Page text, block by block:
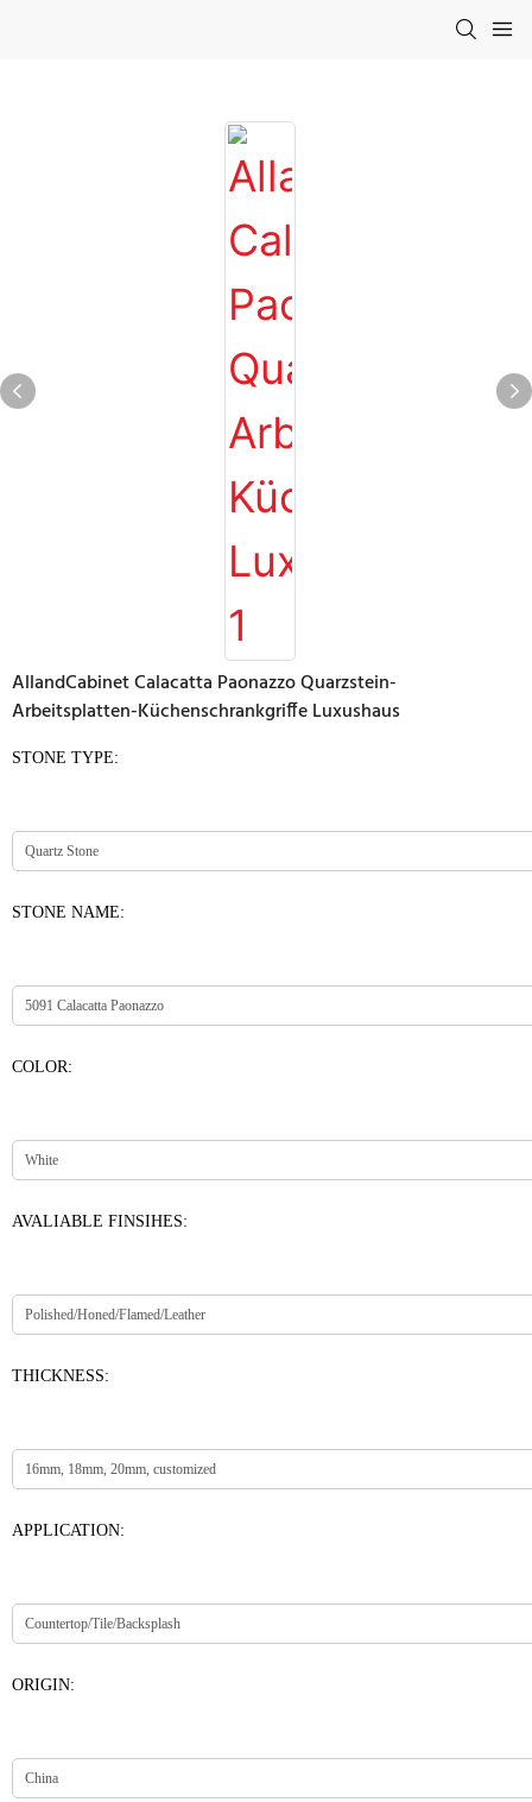
AllandCabinet Calacatta Paonazzo Quarzstein-
Arbeitsplatten-Küchenschrankgriffe Luxushaus
STONE TYPE:
STONE NAME:
COLOR:
AVALIABLE FINSIHES:
THICKNESS:
APPLICATION:
ORIGIN: